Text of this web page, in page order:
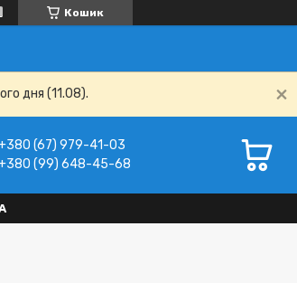
Кошик
дня (11.08).
(67) 979-41-03
(99) 648-45-68